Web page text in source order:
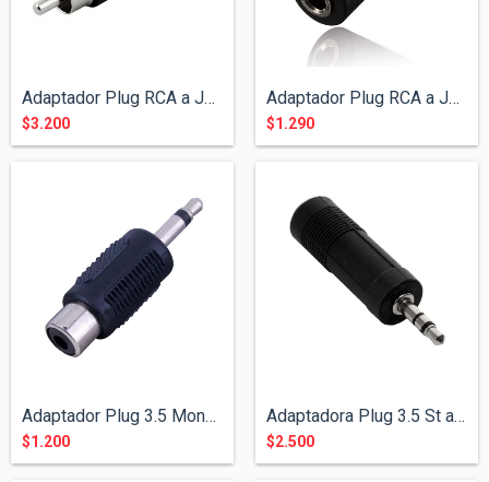
Adaptador Plug RCA a Jack 6.5 Mono
$3.200
Adaptador Plug RCA a Jack 3.5 Mono
$1.290
Adaptador Plug 3.5 Mono a Jack RCA
$1.200
Adaptadora Plug 3.5 St a Jack 6.5 St
$2.500